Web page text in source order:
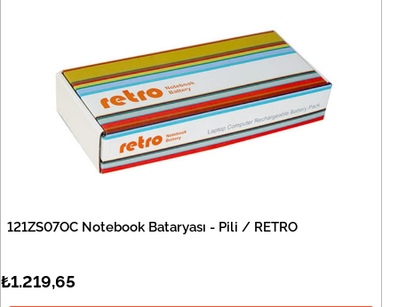
121ZS07OC Notebook Bataryası - Pili / RETRO
₺1.219,65